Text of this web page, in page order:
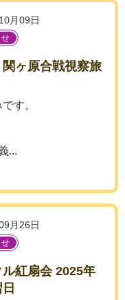
月09日
せ
ヶ原合戦視察旅
す。
...
月26日
せ
紅扇会 2025年